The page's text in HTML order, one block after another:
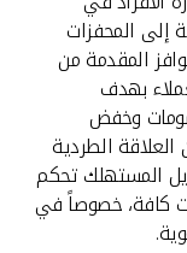
إلى المحفزات
المقدمة من
بهدف
وخفض
الطردية
المستهلك تحكم
كافة، خصوصاً في